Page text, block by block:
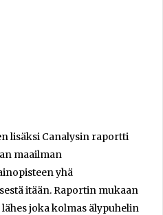
lisäksi Canalysin raportti
maailman
yhä
itään. Raportin mukaan
joka kolmas älypuhelin